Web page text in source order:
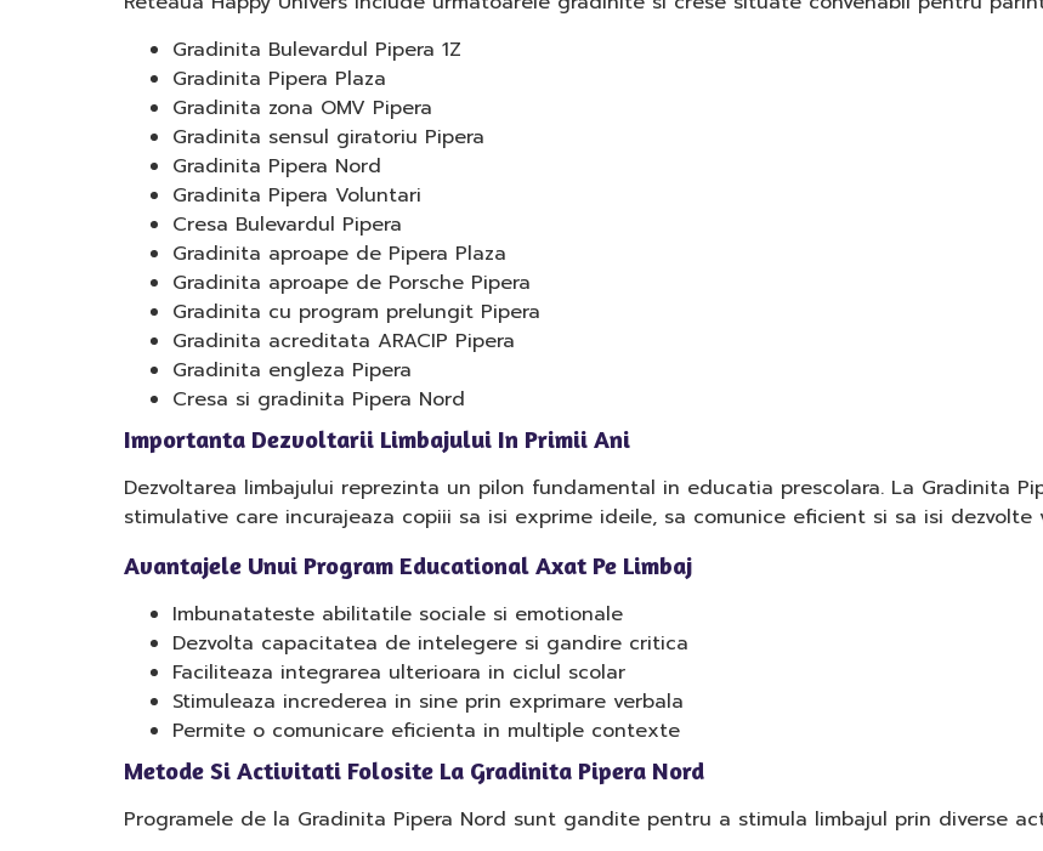
Gradinita Bulevardul Pipera 1Z
Gradinita Pipera Plaza
Gradinita zona OMV Pipera
Gradinita sensul giratoriu Pipera
Gradinita Pipera Nord
Gradinita Pipera Voluntari
Cresa Bulevardul Pipera
Gradinita aproape de Pipera Plaza
Gradinita aproape de Porsche Pipera
Gradinita cu program prelungit Pipera
Gradinita acreditata ARACIP Pipera
Gradinita engleza Pipera
Cresa si gradinita Pipera Nord
Importanta Dezvoltarii Limbajului In Primii Ani
Dezvoltarea limbajului reprezinta un pilon fundamental in educatia prescolara. La Gradinita
stimulative care incurajeaza copiii sa isi exprime ideile, sa comunice eficient si sa isi
Avantajele Unui Program Educational Axat Pe Limbaj
Imbunatateste abilitatile sociale si emotionale
Dezvolta capacitatea de intelegere si gandire critica
Faciliteaza integrarea ulterioara in ciclul scolar
Stimuleaza increderea in sine prin exprimare verbala
Permite o comunicare eficienta in multiple contexte
Metode Si Activitati Folosite La Gradinita Pipera Nord
Programele de la Gradinita Pipera Nord sunt gandite pentru a stimula limbajul prin diverse